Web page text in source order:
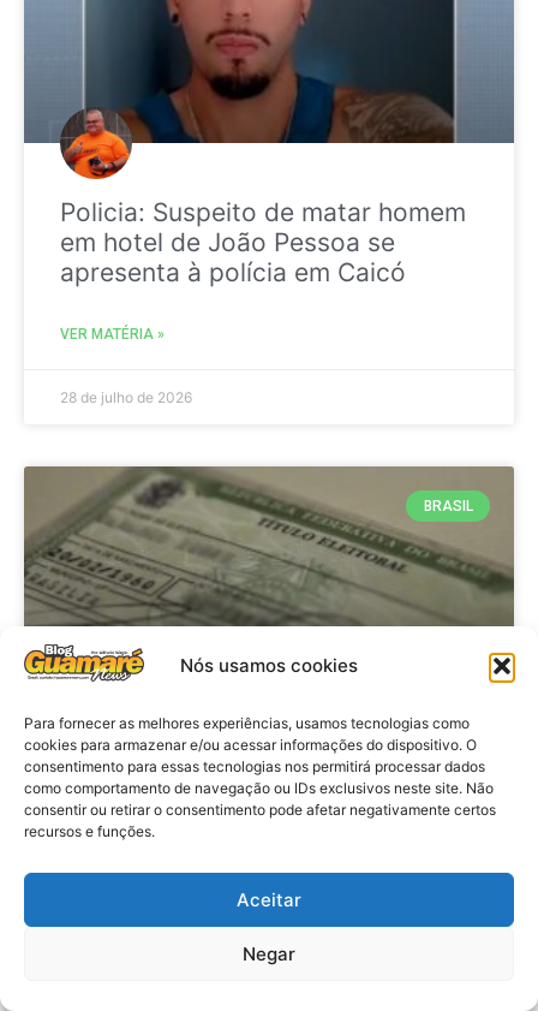
Nós usamos cookies
Para fornecer as melhores experiências, usamos tecnologias como
cookies para armazenar e/ou acessar informações do dispositivo. O
consentimento para essas tecnologias nos permitirá processar dados
como comportamento de navegação ou IDs exclusivos neste site. Não
consentir ou retirar o consentimento pode afetar negativamente certos
recursos e funções.
Aceitar
Negar
Policia: Suspeito de matar homem
em hotel de João Pessoa se
apresenta à polícia em Caicó
VER MATÉRIA »
28 de julho de 2026
BRASIL
Brasil: Policia Federal investiga
753 casos de crimes eleitorais
antes das eleições